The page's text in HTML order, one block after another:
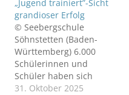
„Jugend trainiert”-Sicht
grandioser Erfolg
© Seebergschule
Söhnstetten (Baden-
Württemberg) 6.000
Schülerinnen und
Schüler haben sich
während der
31. Oktober 2025